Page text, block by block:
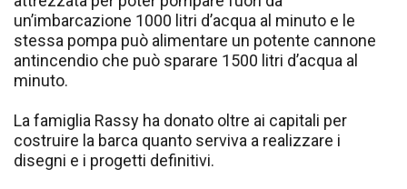
un’imbarcazione 1000 litri d’acqua al minuto e le
stessa pompa può alimentare un potente cannone
antincendio che può sparare 1500 litri d’acqua al
minuto.
La famiglia Rassy ha donato oltre ai capitali per
costruire la barca quanto serviva a realizzare i
disegni e i progetti definitivi.